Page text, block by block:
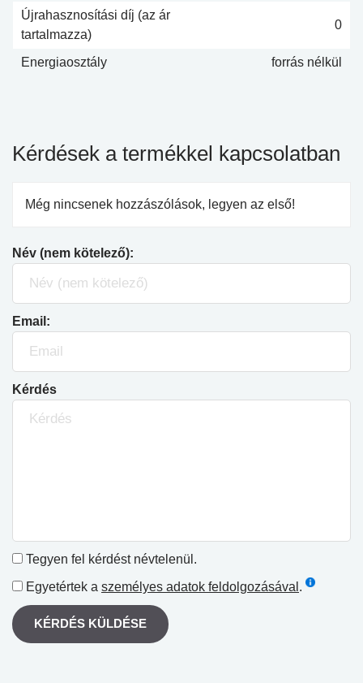
Újrahasznosítási díj (az ár
tartalmazza)
0
Energiaosztály forrás nélkül
Kérdések a termékkel kapcsolatban
Még nincsenek hozzászólások, legyen az első!
Név (nem kötelező):
Email:
Kérdés
Tegyen fel kérdést névtelenül.
Egyetértek a személyes adatok feldolgozásával .
KÉRDÉS KÜLDÉSE